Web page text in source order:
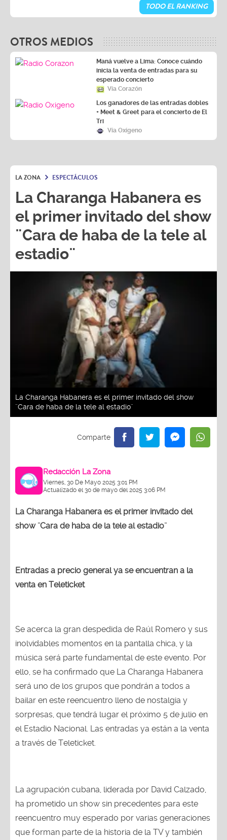
TODO EL RANKING
OTROS MEDIOS
Maná vuelve a Lima: Conoce cuándo
inicia la venta de entradas para su
esperado concierto
Vía Corazón
Los ganadores de las entradas dobles
+ Meet & Greet para el concierto de El
Tri
Vía Oxígeno
LA ZONA ESPECTÁCULOS
La Charanga Habanera es
el primer invitado del show
¨Cara de haba de la tele al
estadio¨
La Charanga Habanera es el primer invitado del show
¨Cara de haba de la tele al estadio¨
Redacción La Zona
Viernes, 30 De Mayo 2025 3:01 PM
Actualizado el 30 de mayo del 2025 3:06 PM
La Charanga Habanera es el primer invitado del
show ¨Cara de haba de la tele al estadio¨
Entradas a precio general ya se encuentran a la
venta en Teleticket
Se acerca la gran despedida de Raúl Romero y sus
inolvidables momentos en la pantalla chica, y la
música será parte fundamental de este evento. Por
ello, se ha confirmado que La Charanga Habanera
será uno de los grupos que pondrán a todos a
bailar en este reencuentro lleno de nostalgia y
sorpresas, que tendrá lugar el próximo 5 de julio en
el Estadio Nacional. Las entradas ya están a la venta
a través de Teleticket.
La agrupación cubana, liderada por David Calzado,
ha prometido un show sin precedentes para este
reencuentro muy esperado por varias generaciones
que forman parte de la historia de la TV y también